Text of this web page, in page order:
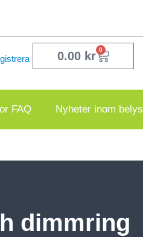
0.00 kr 0
FAQ Nyheter inom
dimmring